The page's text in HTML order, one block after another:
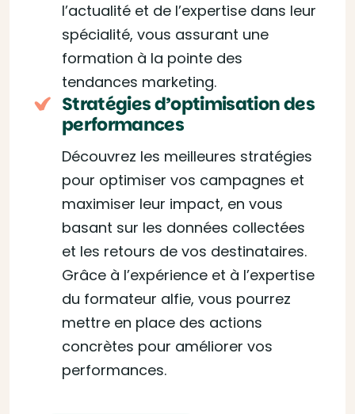
l’actualité et de l’expertise dans leur
spécialité, vous assurant une
formation à la pointe des
tendances marketing.
Stratégies d’optimisation des
performances
Découvrez les meilleures stratégies
pour optimiser vos campagnes et
maximiser leur impact, en vous
basant sur les données collectées
et les retours de vos destinataires.
Grâce à l’expérience et à l’expertise
du formateur alfie, vous pourrez
mettre en place des actions
concrètes pour améliorer vos
performances.